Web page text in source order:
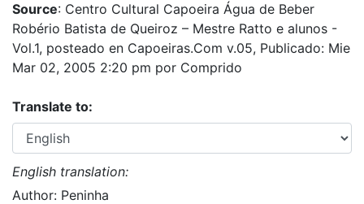
Source: Centro Cultural Capoeira Água de Beber
Robério Batista de Queiroz – Mestre Ratto e alunos -
Vol.1, posteado en Capoeiras.Com v.05, Publicado: Mie
Mar 02, 2005 2:20 pm por Comprido
Translate to:
English translation:
Author: Peninha